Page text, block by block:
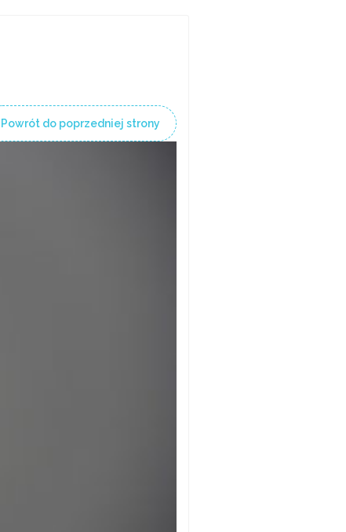
Powrót do poprzedniej strony